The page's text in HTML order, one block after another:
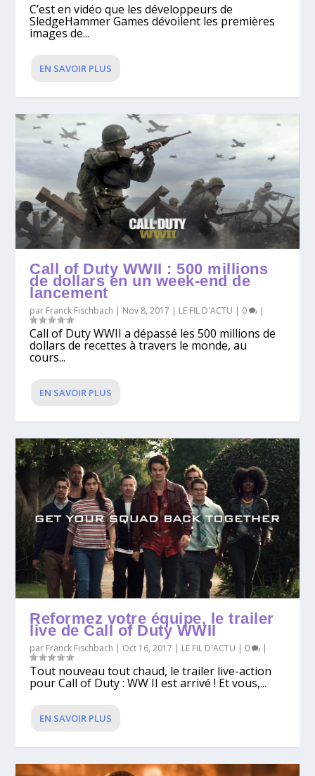
C’est en vidéo que les développeurs de
SledgeHammer Games dévoilent les premières
images de...
EN SAVOIR PLUS
Call of Duty WWII : 500 millions
de dollars en un week-end de
lancement
par Franck Fischbach | Nov 8, 2017 | LE FIL D'ACTU | 0 |
Call of Duty WWII a dépassé les 500 millions de
dollars de recettes à travers le monde, au
cours...
EN SAVOIR PLUS
Reformez votre équipe, le trailer
live de Call of Duty WWII
par Franck Fischbach | Oct 16, 2017 | LE FIL D'ACTU | 0 |
Tout nouveau tout chaud, le trailer live-action
pour Call of Duty : WW II est arrivé ! Et vous,...
EN SAVOIR PLUS